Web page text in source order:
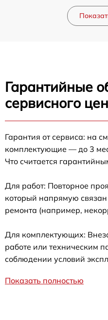
Гарантийные
сервисного
Гарантия от сервиса: на
комплектующие — до 3
Что считается
Для работ: Повторное
который напрямую
ремонта (например,
Для комплектующих:
работе или техническим
соблюдении условий
Показать полностью